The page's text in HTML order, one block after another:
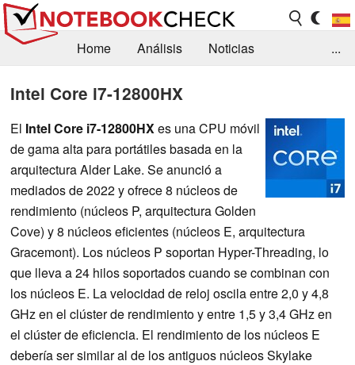
Home Análisis
Noticias
Contacto
...
Intel Core i7-12800HX
El Intel Core i7-12800HXes una CPU móvil
de gama alta para portátiles basada en la
arquitectura Alder Lake. Se anunció a
mediados de 2022 y ofrece 8 núcleos de
rendimiento (núcleos P, arquitectura Golden
Cove) y 8 núcleos eficientes (núcleos E, arquitectura
Gracemont). Los núcleos P soportan Hyper-Threading, lo
que lleva a 24 hilos soportados cuando se combinan con
los núcleos E. La velocidad de reloj oscila entre 2,0 y 4,8
GHz en el clúster de rendimiento y entre 1,5 y 3,4 GHz en
el clúster de eficiencia. El rendimiento de los núcleos E
debería ser similar al de los antiguos núcleos Skylake